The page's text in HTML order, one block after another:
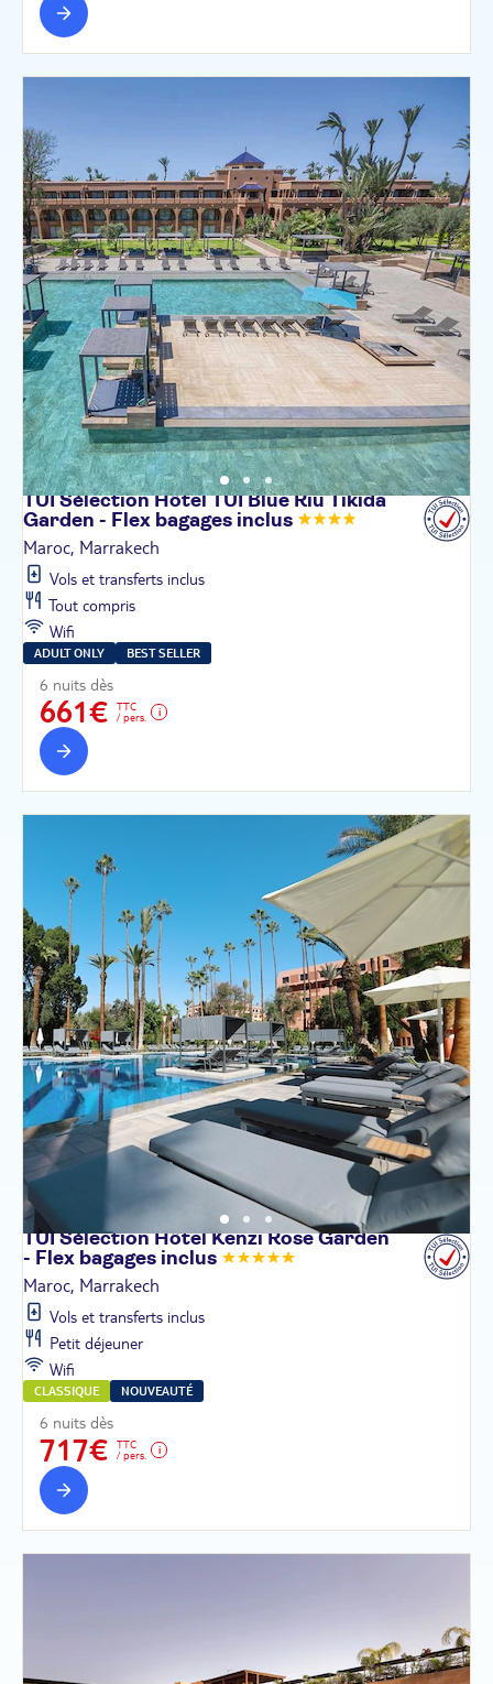
TUI Sélection Hôtel TUI Blue Riu Tikida
Garden - Flex bagages inclus
Maroc, Marrakech
Vols et transferts inclus
Tout compris
Wifi
ADULT ONLY BEST SELLER
6 nuits dès
661€
TTC
/ pers.
TUI Sélection Hôtel Kenzi Rose Garden
- Flex bagages inclus
Maroc, Marrakech
Vols et transferts inclus
Petit déjeuner
Wifi
CLASSIQUE NOUVEAUTÉ
6 nuits dès
717€
TTC
/ pers.